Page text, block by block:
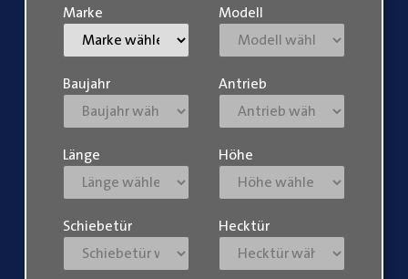
Marke Modell
Baujahr Antrieb
Länge Höhe
Schiebetür Hecktür